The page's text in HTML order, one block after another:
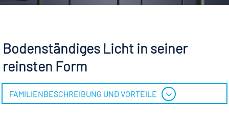
Bodenständiges Licht in seiner
reinsten Form
FAMILIENBESCHREIBUNG UND VORTEILE